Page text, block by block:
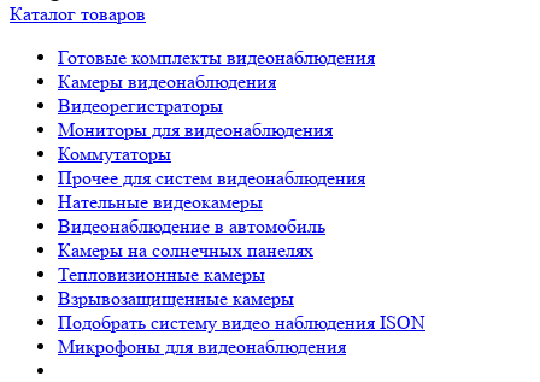
Каталог товаров
Готовые комплекты видеонаблюдения
Камеры видеонаблюдения
Видеорегистраторы
Мониторы для видеонаблюдения
Коммутаторы
Прочее для систем видеонаблюдения
Нательные видеокамеры
Видеонаблюдение в автомобиль
Камеры на солнечных панелях
Тепловизионные камеры
Взрывозащищенные камеры
Подобрать систему видео наблюдения ISON
Микрофоны для видеонаблюдения